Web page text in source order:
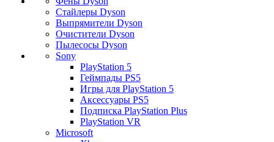
Стайлеры Dyson
Выпрямители Dyson
Очистители Dyson
Пылесосы Dyson
Sony
PlayStation 5
Геймпады PS5
Игры для PlayStation 5
Аксессуары PS5
Подписка PlayStation Plus
PlayStation VR
Microsoft